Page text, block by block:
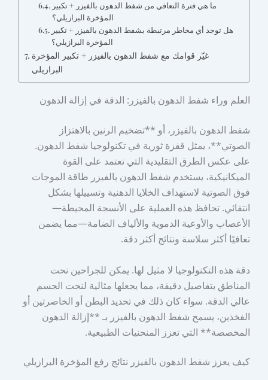
ما هي فترة التعافي من شفط الدهون بالفيزر + تكبير
المؤخرة البرازيلي؟
هل توجد أي مخاطر مرتبطة بشفط الدهون بالفيزر + تكبير
المؤخرة البرازيلي؟
غيّر قوامك مع شفط الدهون بالفيزر + تكبير المؤخرة
البرازيلي
العلم وراء شفط الدهون بالفيزر: الدقة في إزالة الدهون
شفط الدهون بالفيزر، أو **تضخيم الرنين بالاهتزاز
الصوتي**، يمثل قفزة ثورية في تكنولوجيا شفط الدهون.
على عكس الطرق التقليدية التي تعتمد على القوة
الميكانيكية، يستخدم شفط الدهون بالفيزر طاقة الموجات
فوق الصوتية لاستهداف الخلايا الدهنية وتسييلها بشكل
انتقائي. تحافظ هذه العملية على الأنسجة المحيطة—
الأعصاب والأوعية الدموية والألياف الضامة—مما يضمن
تعافيًا أكثر سلاسة ونتائج أكثر دقة.
دقة هذه التكنولوجيا لا مثيل لها. يمكن للجراحين نحت
المناطق بتفاصيل دقيقة، مما يجعلها مثالية لنحت الجسم
عالي الدقة. سواء كان ذلك في تحديد البطن أو الخاصرتين أو
الفخذين، يسمح شفط الدهون بالفيزر بـ **إزالة الدهون
المخصصة** التي تعزز المنحنيات الطبيعية.
كيف يعزز شفط الدهون بالفيزر نتائج رفع المؤخرة البرازيلي